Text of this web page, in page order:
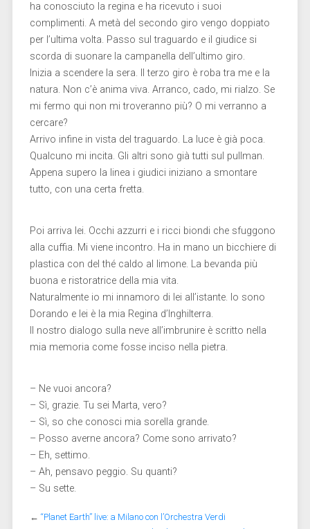
ha conosciuto la regina e ha ricevuto i suoi
complimenti. A metà del secondo giro vengo doppiato
per l’ultima volta. Passo sul traguardo e il giudice si
scorda di suonare la campanella dell’ultimo giro.
Inizia a scendere la sera. Il terzo giro è roba tra me e la
natura. Non c’è anima viva. Arranco, cado, mi rialzo. Se
mi fermo qui non mi troveranno più? O mi verranno a
cercare?
Arrivo infine in vista del traguardo. La luce è già poca.
Qualcuno mi incita. Gli altri sono già tutti sul pullman.
Appena supero la linea i giudici iniziano a smontare
tutto, con una certa fretta.
Poi arriva lei. Occhi azzurri e i ricci biondi che sfuggono
alla cuffia. Mi viene incontro. Ha in mano un bicchiere di
plastica con del thé caldo al limone. La bevanda più
buona e ristoratrice della mia vita.
Naturalmente io mi innamoro di lei all’istante. Io sono
Dorando e lei è la mia Regina d’Inghilterra.
Il nostro dialogo sulla neve all’imbrunire è scritto nella
mia memoria come fosse inciso nella pietra.
– Ne vuoi ancora?
– Sì, grazie. Tu sei Marta, vero?
– Sì, so che conosci mia sorella grande.
– Posso averne ancora? Come sono arrivato?
– Eh, settimo.
– Ah, pensavo peggio. Su quanti?
– Su sette.
← “Planet Earth” live: a Milano con l’Orchestra Verdi